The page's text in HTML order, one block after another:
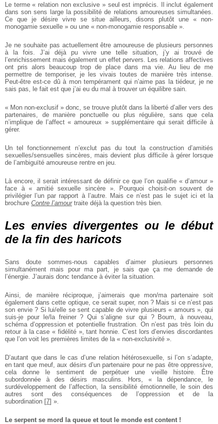
Le terme « relation non exclusive » seul est imprécis. Il inclut également
dans son sens large la possibilité de relations amoureuses simultanées.
Ce que je désire vivre se situe ailleurs, disons plutôt une « non-
monogamie sexuelle » ou une « non-monogamie responsable ».
Je ne souhaite pas actuellement être amoureuse de plusieurs personnes
à la fois. J’ai déjà pu vivre une telle situation, j’y ai trouvé de
l’enrichissement mais également un effet pervers. Les relations affectives
ont pris alors beaucoup trop de place dans ma vie. Au lieu de me
permettre de temporiser, je les vivais toutes de manière très intense.
Peut-être est-ce dû à mon tempérament qui n’aime pas la tiédeur, je ne
sais pas, le fait est que j’ai eu du mal à trouver un équilibre sain.
« Mon non-exclusif » donc, se trouve plutôt dans la liberté d’aller vers des
partenaires, de manière ponctuelle ou plus régulière, sans que cela
n’implique de l’affect « amoureux » supplémentaire qui serait difficile à
gérer.
Un tel fonctionnement n’exclut pas du tout la construction d’amitiés
sexuelles/sensuelles sincères, mais devient plus difficile à gérer lorsque
de l’ambiguïté amoureuse rentre en jeu.
Là encore, il serait intéressant de définir ce que l’on qualifie « d’amour »
face à « amitié sexuelle sincère ». Pourquoi choisit-on souvent de
privilégier l’un par rapport à l’autre. Mais ce n’est pas le sujet ici et la
brochure Contre l’amourtraite déjà la question très bien.
Les envies divergentes ou le début
de la fin des haricots
Sans doute sommes-nous capables d’aimer plusieurs personnes
simultanément mais pour ma part, je sais que ça me demande de
l’énergie. J’aurais donc tendance à éviter la situation.
Ainsi, de manière réciproque, j’aimerais que mon/ma partenaire soit
également dans cette optique, ce serait super, non ? Mais si ce n’est pas
son envie ? Si lui/elle se sent capable de vivre plusieurs « amours », qui
suis-je pour le/la freiner ? Qui s’aligne sur qui ? Boum, à nouveau,
schéma d’oppression et potentielle frustration. On n’est pas très loin du
retour à la case « fidélité », tant honnie. C’est lors d’envies discordantes
que l’on voit les premières limites de la « non-exclusivité ».
D’autant que dans le cas d’une relation hétérosexuelle, si l’on s’adapte,
en tant que meuf, aux désirs d’un partenaire pour ne pas être oppressive,
cela donne le sentiment de perpétuer une vieille histoire. Être
subordonnée à des désirs masculins. Hors, « la dépendance,
le
surdéveloppement de l’affection, la sensibilité émotionnelle, le soin des
autres sont des conséquences de l’oppression et de la
subordination [7] ».
Le serpent se mord la queue et tout le monde est content !